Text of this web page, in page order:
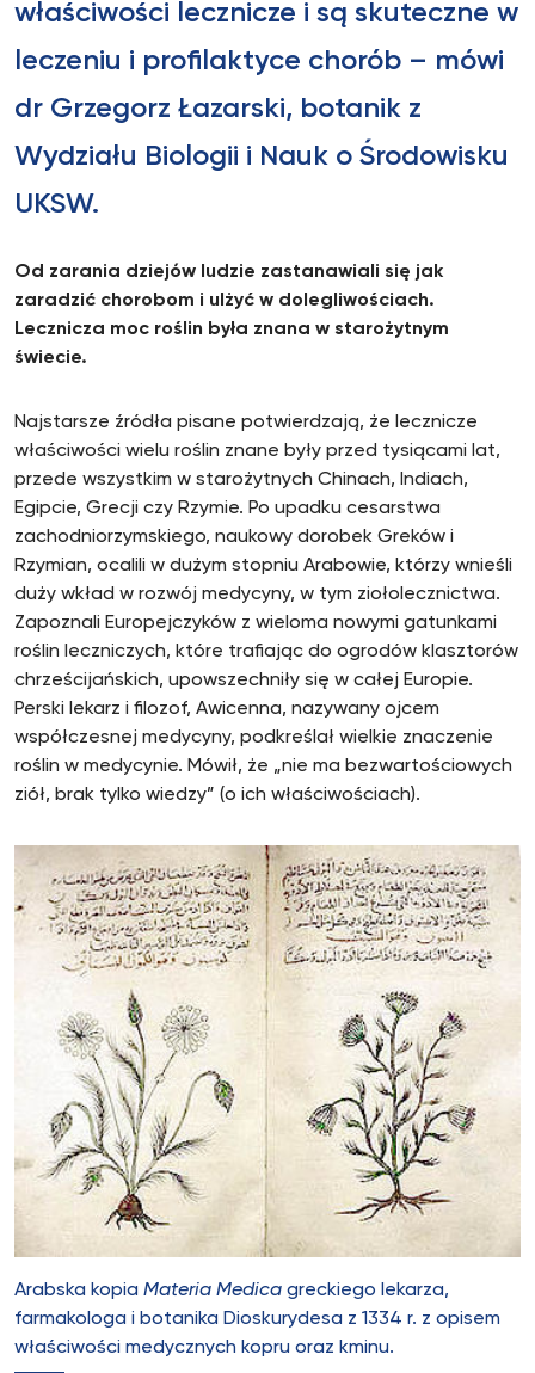
właściwości lecznicze i są skuteczne w
leczeniu i profilaktyce chorób – mówi
dr Grzegorz Łazarski, botanik z
Wydziału Biologii i Nauk o Środowisku
UKSW.
Od zarania dziejów ludzie zastanawiali się jak
zaradzić chorobom i ulżyć w dolegliwościach.
Lecznicza moc roślin była znana w starożytnym
świecie.
Najstarsze źródła pisane potwierdzają, że lecznicze
właściwości wielu roślin znane były przed tysiącami lat,
przede wszystkim w starożytnych Chinach, Indiach,
Egipcie, Grecji czy Rzymie. Po upadku cesarstwa
zachodniorzymskiego, naukowy dorobek Greków i
Rzymian, ocalili w dużym stopniu Arabowie, którzy wnieśli
duży wkład w rozwój medycyny, w tym ziołolecznictwa.
Zapoznali Europejczyków z wieloma nowymi gatunkami
roślin leczniczych, które trafiając do ogrodów klasztorów
chrześcijańskich, upowszechniły się w całej Europie.
Perski lekarz i filozof, Awicenna, nazywany ojcem
współczesnej medycyny, podkreślał wielkie znaczenie
roślin w medycynie. Mówił, że „nie ma bezwartościowych
ziół, brak tylko wiedzy” (o ich właściwościach).
Arabska kopia Materia Medica greckiego lekarza,
farmakologa i botanika Dioskurydesa z 1334 r. z opisem
właściwości medycznych kopru oraz kminu.